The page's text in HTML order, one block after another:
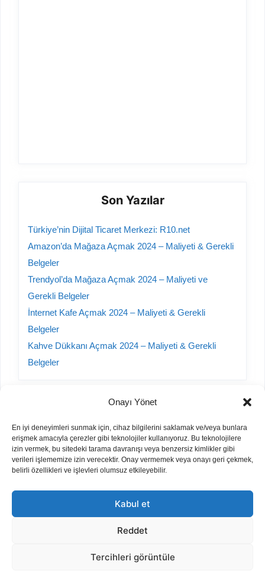
Onayı Yönet
En iyi deneyimleri sunmak için, cihaz bilgilerini saklamak ve/veya bunlara
erişmek amacıyla çerezler gibi teknolojiler kullanıyoruz. Bu teknolojilere
izin vermek, bu sitedeki tarama davranışı veya benzersiz kimlikler gibi
verileri işlememize izin verecektir. Onay vermemek veya onayı geri çekmek,
belirli özellikleri ve işlevleri olumsuz etkileyebilir.
Kabul et
Reddet
Tercihleri görüntüle
Son Yazılar
Türkiye’nin Dijital Ticaret Merkezi: R10.net
Amazon’da Mağaza Açmak 2024 – Maliyeti & Gerekli
Belgeler
Trendyol’da Mağaza Açmak 2024 – Maliyeti ve
Gerekli Belgeler
İnternet Kafe Açmak 2024 – Maliyeti & Gerekli
Belgeler
Kahve Dükkanı Açmak 2024 – Maliyeti & Gerekli
Belgeler
A101 Yorumları
Bayilik Veren Firmalar
Tamir/Onarım Fiyatları